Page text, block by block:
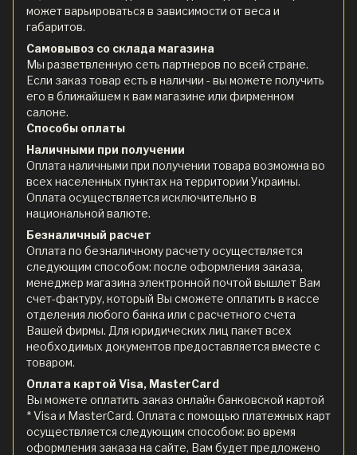
может варьироваться в зависимости от веса и
габаритов.
Самовывоз со склада магазина
Мы разветвленную сеть партнеров по всей стране.
Если заказ товар есть в наличии - вы можете получить
его в ближайшем к вам магазине или фирменном
салоне.
Способы оплаты
Наличными при получении
Оплата наличными при получении товара возможна во
всех населенных пунктах на территории Украины.
Оплата осуществляется исключительно в
национальной валюте.
Безналичный расчет
Оплата по безналичному расчету осуществляется
следующим способом: после оформления заказа,
менеджер магазина электронной почтой вышлет Вам
счет-фактуру, который Вы сможете оплатить в кассе
отделения любого банка или с расчетного счета
Вашей фирмы. Для юридических лиц пакет всех
необходимых документов предоставляется вместе с
товаром.
Оплата картой Visa, MasterCard
Вы можете оплатить заказ онлайн банковской картой
* Visa и MasterCard. Оплата с помощью платежных карт
осуществляется следующим способом: во время
оформления заказа на сайте, Вам будет предложено